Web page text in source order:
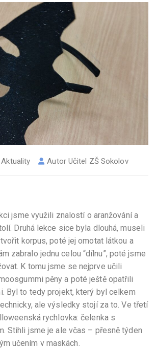
Aktuality Autor Učitel ZŠ Sokolov
jsme využili znalostí o aranžování a
Druhá lekce sice byla dlouhá, museli
korpus, poté jej omotat látkou a
zabralo jednu celou “dílnu”, poté jsme
K tomu jsme se nejprve učili
pěny a poté ještě opatřili
Byl to tedy projekt, který byl celkem
ale výsledky stojí za to. Ve třetí
rychlovka: čelenka s
Stihli jsme je ale včas – přesně týden
učením v maskách.